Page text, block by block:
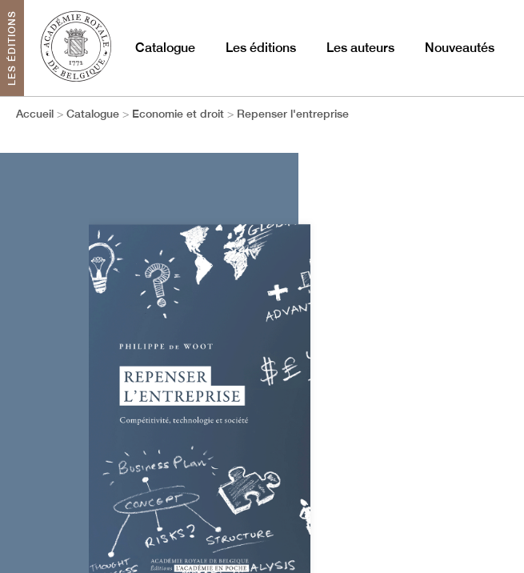
LES ÉDITIONS Catalogue Les éditions Les auteurs Nouveautés
Accueil Catalogue Economie et droit Repenser l'entreprise